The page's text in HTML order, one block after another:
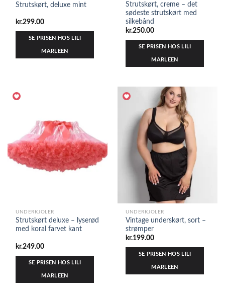
Strutskørt, deluxe mint
kr.299.00
SE PRISEN HOS LILI
MARLEEN
Strutskørt, creme – det
sødeste strutskørt med
silkebånd
kr.250.00
SE PRISEN HOS LILI
MARLEEN
UNDERKJOLER
Strutskørt deluxe – lyserød
med koral farvet kant
kr.249.00
SE PRISEN HOS LILI
MARLEEN
UNDERKJOLER
Vintage underskørt, sort –
strømper
kr.199.00
SE PRISEN HOS LILI
MARLEEN